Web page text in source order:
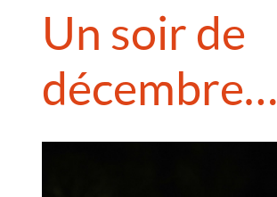
Un soir de
décembre…